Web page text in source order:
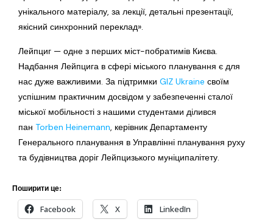
унікального матеріалу, за лекції, детальні презентації,
якісний синхронний переклад».
Лейпциг — одне з перших міст-побратимів Києва.
Надбання Лейпцига в сфері міського планування є для
нас дуже важливими. За підтримки GIZ Ukraine своїм
успішним практичним досвідом у забезпеченні сталої
міської мобільності з нашими студентами ділився
пан Torben Heinemann​, керівник Департаменту
Генерального планування в Управлінні планування руху
та будівництва доріг Лейпцизького муніципалітету.
Поширити це:
Facebook X LinkedIn